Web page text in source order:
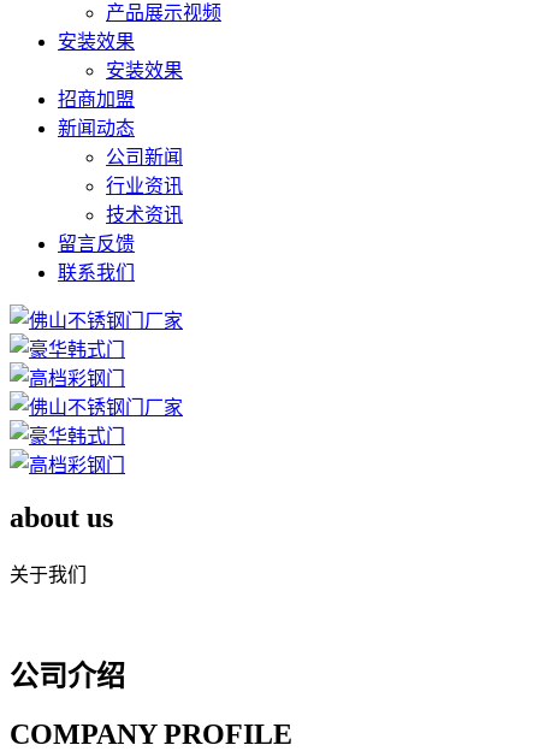
产品展示视频
安装效果
安装效果
招商加盟
新闻动态
公司新闻
行业资讯
技术资讯
留言反馈
联系我们
about us
关于我们
公司介绍
COMPANY PROFILE